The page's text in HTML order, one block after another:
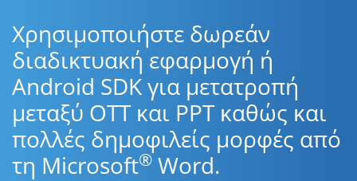
Χρησιμοποιήστε δωρεάν
διαδικτυακή εφαρμογή ή
Android SDK για μετατροπή
μεταξύ OTT και PPT καθώς και
πολλές δημοφιλείς μορφές από
τη Microsoft® Word.